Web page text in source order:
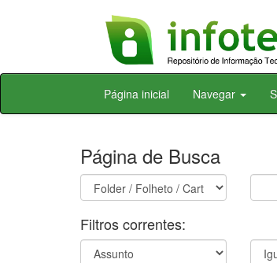
Skip
Página inicial Navegar
Página de Busca
Filtros correntes: